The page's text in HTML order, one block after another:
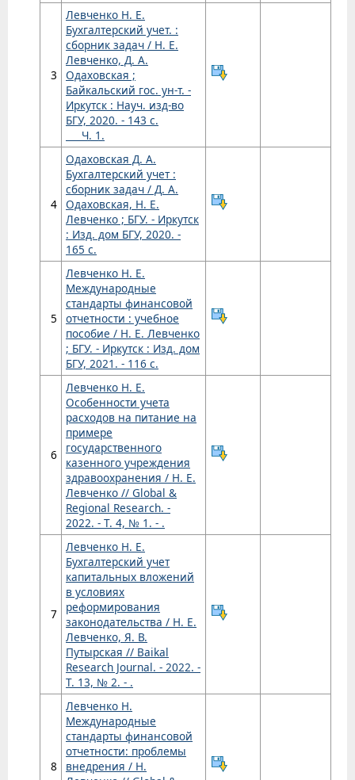
3
Левченко Н. Е.
Бухгалтерский учет. :
сборник задач / Н. Е.
Левченко, Д. А.
Одаховская ;
Байкальский гос. ун-т. -
Иркутск : Науч. изд-во
БГУ, 2020. - 143 с.
Ч. 1.
4
Одаховская Д. А.
Бухгалтерский учет :
сборник задач / Д. А.
Одаховская, Н. Е.
Левченко ; БГУ. - Иркутск
: Изд. дом БГУ, 2020. -
165 с.
5
Левченко Н. Е.
Международные
стандарты финансовой
отчетности : учебное
пособие / Н. Е. Левченко
; БГУ. - Иркутск : Изд. дом
БГУ, 2021. - 116 с.
6
Левченко Н. Е.
Особенности учета
расходов на питание на
примере
государственного
казенного учреждения
здравоохранения / Н. Е.
Левченко // Global &
Regional Research. -
2022. - Т. 4, № 1. - .
7
Левченко Н. Е.
Бухгалтерский учет
капитальных вложений
в условиях
реформирования
законодательства / Н. Е.
Левченко, Я. В.
Путырская // Baikal
Research Journal. - 2022. -
Т. 13, № 2. - .
8
Левченко Н.
Международные
стандарты финансовой
отчетности: проблемы
внедрения / Н.